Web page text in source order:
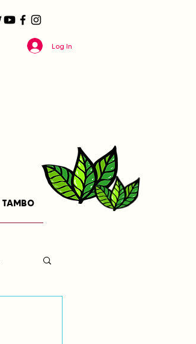
TAMBO
Log In